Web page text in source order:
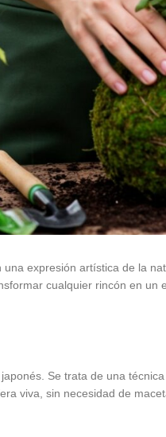
expresión artística de la
cualquier rincón en
Se trata de una
viva, sin necesidad de